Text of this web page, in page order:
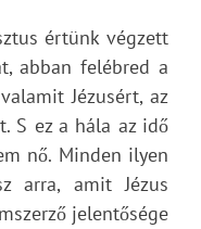
értünk végzett
abban felébred a
Jézusért, az
S ez a hála az idő
nő. Minden ilyen
arra, amit Jézus
jelentősége